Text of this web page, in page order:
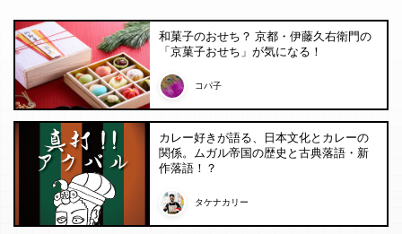
和菓子のおせち？ 京都・伊藤久右衛門の
「京菓子おせち」が気になる！
コパ子
カレー好きが語る、日本文化とカレーの
関係。ムガル帝国の歴史と古典落語・新
作落語！？
タケナカリー